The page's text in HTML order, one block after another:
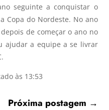
seguinte a conquistar o
Copa do Nordeste. No ano
de começar o ano no
ajudar a equipe a se livrar
às 13:53
Próxima postagem →